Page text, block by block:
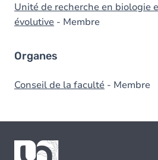
Unité de recherche en biologie
évolutive - Membre
Organes
Conseil de la faculté - Membre